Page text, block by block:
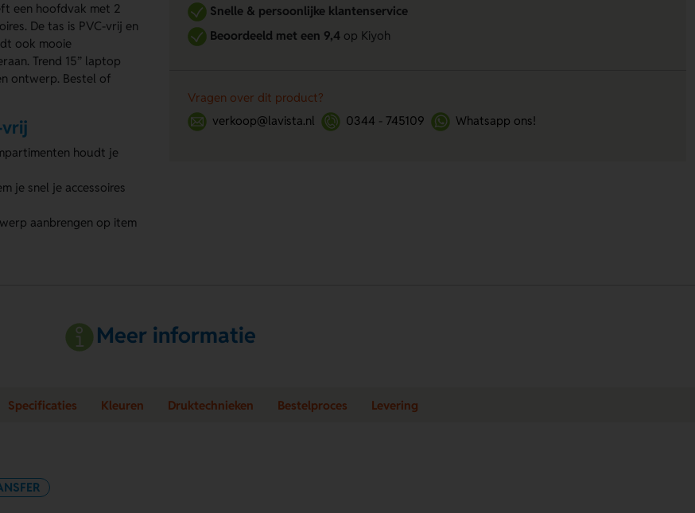
een hoofdvak met 2
De tas is PVC-vrij en
ook mooie
Trend 15” laptop
ontwerp. Bestel of
houdt je
je snel je accessoires
aanbrengen op item
Snelle & persoonlijke klantenservice
Beoordeeld met een 9,4op Kiyoh
Vragen over dit product?
verkoop@lavista.nl
0344 - 745109 Whatsapp ons!
Meer informatie
Specificaties Kleuren Druktechnieken Bestelproces Levering